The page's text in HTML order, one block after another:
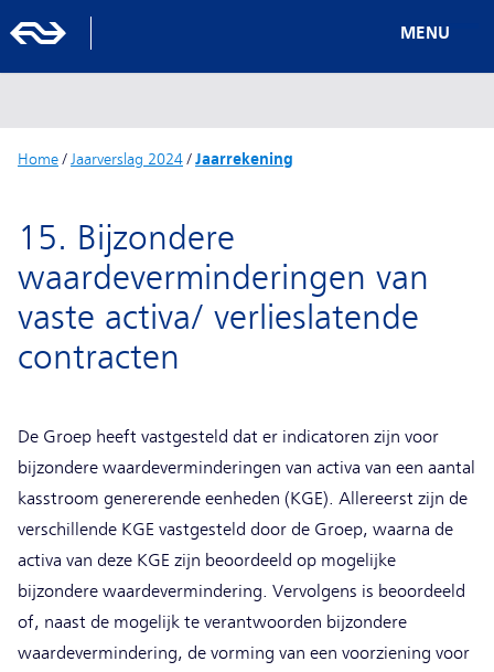
MENU
Home/ Jaarverslag 2024/Jaarrekening
15. Bijzondere
waardeverminderingen van
vaste activa/ verlieslatende
contracten
De Groep heeft vastgesteld dat er indicatoren zijn voor
bijzondere waardeverminderingen van activa van een aantal
kasstroom genererende eenheden (KGE). Allereerst zijn de
verschillende KGE vastgesteld door de Groep, waarna de
activa van deze KGE zijn beoordeeld op mogelijke
bijzondere waardevermindering. Vervolgens is beoordeeld
of, naast de mogelijk te verantwoorden bijzondere
waardevermindering, de vorming van een voorziening voor